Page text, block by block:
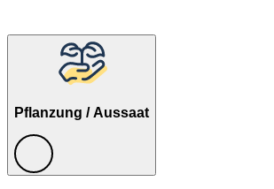
Pflanzung / Aussaat